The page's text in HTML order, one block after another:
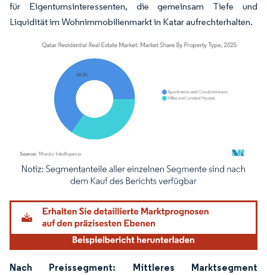
für Eigentumsinteressenten, die gemeinsam Tiefe und
Liquidität im Wohnimmobilienmarkt in Katar aufrechterhalten.
Bild © Mordor Intelligence. Wiederverwendung erfordert Namensnennung
Nach Preissegment: Mittleres Marktsegment